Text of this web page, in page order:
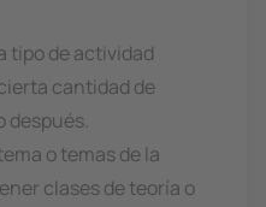
tipo de actividad
cantidad de
después.
o temas de la
clases de teoría o